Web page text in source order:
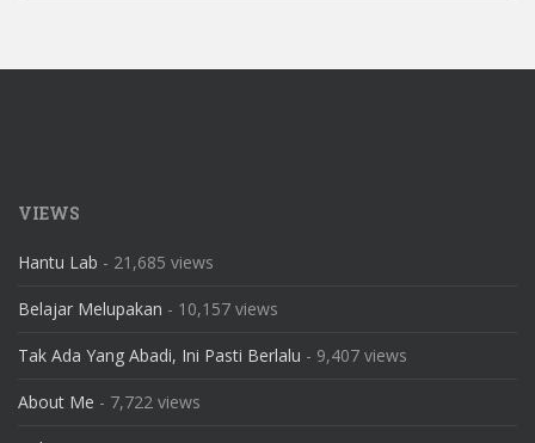
VIEWS
Hantu Lab - 21,685 views
Belajar Melupakan - 10,157 views
Tak Ada Yang Abadi, Ini Pasti Berlalu - 9,407 views
About Me - 7,722 views